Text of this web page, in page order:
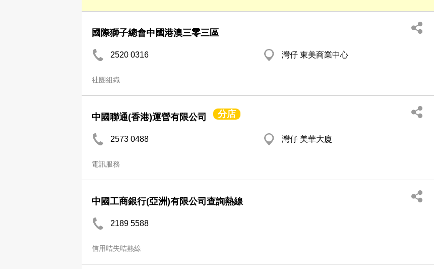
國際獅子總會中國港澳三零三區
2520 0316 灣仔 東美商業中心
社團組織
中國聯通(香港)運營有限公司 分店
2573 0488 灣仔 美華大廈
電訊服務
中國工商銀行(亞洲)有限公司查詢熱線
2189 5588
信用咭失咭熱線